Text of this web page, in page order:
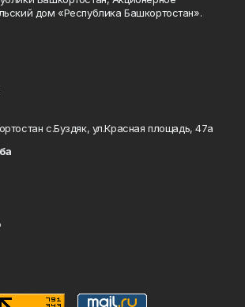
дом «Республика Башкортостан».
с.Буздяк, ул.Красная площадь, 47а